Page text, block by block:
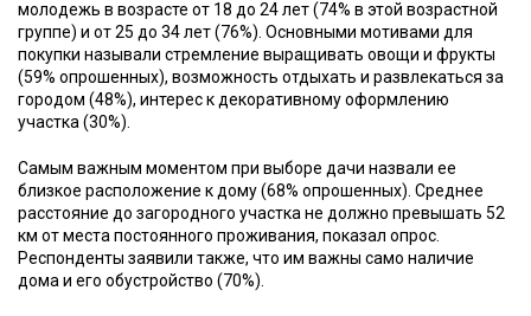
молодежь в возрасте от 18 до 24 лет (74% в этой возрастной
группе) и от 25 до 34 лет (76%). Основными мотивами для
покупки называли стремление выращивать овощи и фрукты
(59% опрошенных), возможность отдыхать и развлекаться за
городом (48%), интерес к декоративному оформлению
участка (30%).
Самым важным моментом при выборе дачи назвали ее
близкое расположение к дому (68% опрошенных). Среднее
расстояние до загородного участка не должно превышать 52
км от места постоянного проживания, показал опрос.
Респонденты заявили также, что им важны само наличие
дома и его обустройство (70%).